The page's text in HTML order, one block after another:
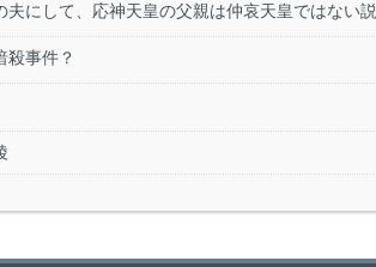
夫にして、応神天皇の父親は仲哀天皇ではない説
殺事件？